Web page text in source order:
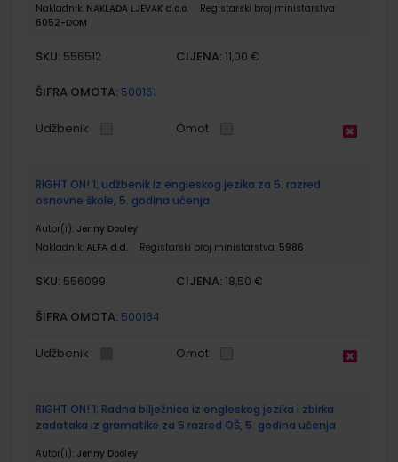
Nakladnik: NAKLADA LJEVAK d.o.o.
Registarski broj ministarstva:
6052-DOM
SKU: 556512 CIJENA: 11,00 €
ŠIFRA OMOTA: 500161
Udžbenik Omot
RIGHT ON! 1; udžbenik iz engleskog jezika za 5. razred
osnovne škole, 5. godina učenja
Autor(i): Jenny Dooley
Nakladnik: ALFA d.d. Registarski broj ministarstva: 5986
SKU: 556099 CIJENA: 18,50 €
ŠIFRA OMOTA: 500164
Udžbenik Omot
RIGHT ON! 1; Radna bilježnica iz engleskog jezika i zbirka
zadataka iz gramatike za 5.razred OŠ, 5. godina učenja
Autor(i): Jenny Dooley